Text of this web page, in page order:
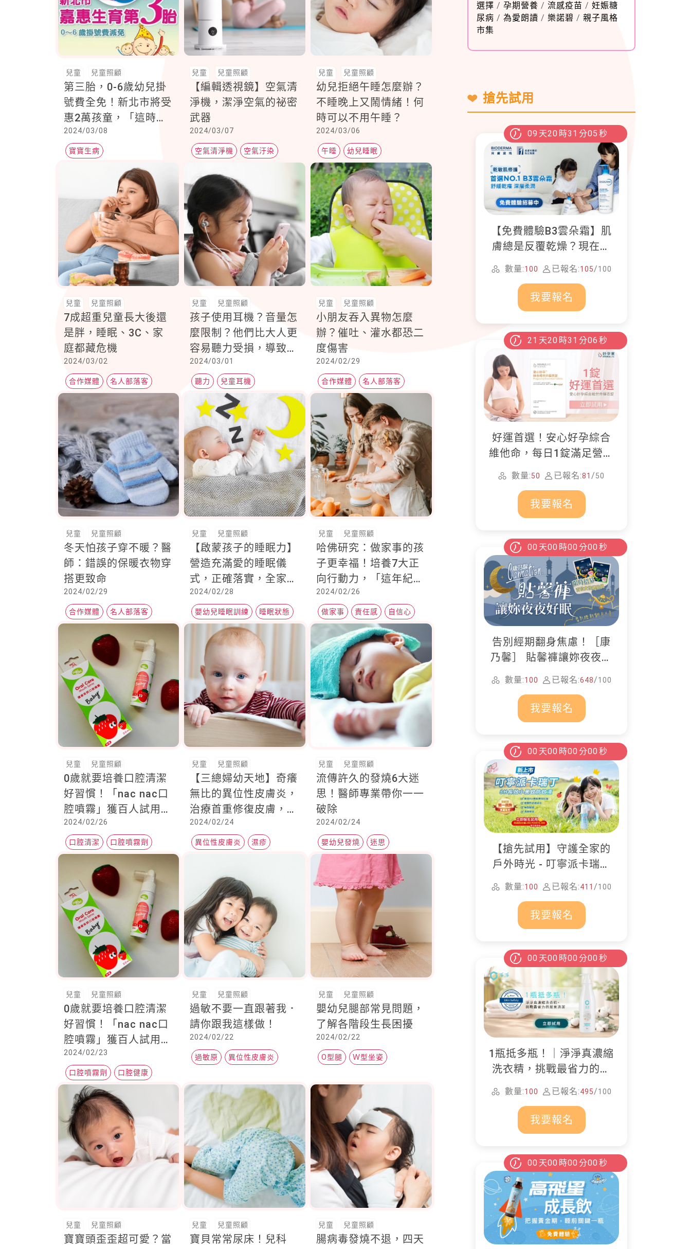
兒童 兒童照顧
第三胎，0-6歲幼兒掛
號費全免！新北市將受
惠2萬孩童，「這時
間」開始
2024/03/08
寶寶生病
兒童 兒童照顧
【編輯透視鏡】空氣清
淨機，潔淨空氣的祕密
武器
2024/03/07
空氣清淨機 空氣汙染
兒童 兒童照顧
幼兒拒絕午睡怎麼辦？
不睡晚上又鬧情緒！何
時可以不用午睡？
2024/03/06
午睡 幼兒睡眠
兒童 兒童照顧
7成超重兒童長大後還
是胖，睡眠、3C、家
庭都藏危機
2024/03/02
合作媒體 名人部落客
兒童 兒童照顧
孩子使用耳機？音量怎
麼限制？他們比大人更
容易聽力受損，導致不
可逆耳部問題
2024/03/01
聽力 兒童耳機
兒童 兒童照顧
小朋友吞入異物怎麼
辦？催吐、灌水都恐二
度傷害
2024/02/29
合作媒體 名人部落客
親子天下
兒童 兒童照顧
冬天怕孩子穿不暖？醫
師：錯誤的保暖衣物穿
搭更致命
2024/02/29
合作媒體 名人部落客
兒童 兒童照顧
【啟蒙孩子的睡眠力】
營造充滿愛的睡眠儀
式，正確落實，全家大
小都能一夜好眠
2024/02/28
嬰幼兒睡眠訓練 睡眠狀態
睡眠儀式
兒童 兒童照顧
哈佛研究：做家事的孩
子更幸福！培養7大正
向行動力，「這年紀」
就可以開始
2024/02/26
做家事 責任感 自信心
兒童 兒童照顧
0歲就要培養口腔清潔
好習慣！「nac nac口
腔噴霧」獲百人試用推
薦，隨時隨地為寶寶
「噴」出好口氣
2024/02/26
口腔清潔 口腔噴霧劑
兒童 兒童照顧
【三總婦幼天地】奇癢
無比的異位性皮膚炎，
治療首重修復皮膚，維
持皮膚保水力
2024/02/24
異位性皮膚炎 濕疹
兒童 兒童照顧
流傳許久的發燒6大迷
思！醫師專業帶你一一
破除
2024/02/24
嬰幼兒發燒 迷思
發燒照護
兒童 兒童照顧
0歲就要培養口腔清潔
好習慣！「nac nac口
腔噴霧」獲百人試用推
薦，隨時隨地為寶寶
「噴」出好口氣
2024/02/23
口腔噴霧劑 口腔健康
寶寶牙齒
兒童 兒童照顧
過敏不要一直跟著我．
請你跟我這樣做！
2024/02/22
過敏原 異位性皮膚炎
兒童 兒童照顧
嬰幼兒腿部常見問題，
了解各階段生長困擾
2024/02/22
O型腿 Ｗ型坐姿
兒童 兒童照顧
寶寶頭歪歪超可愛？當
兒童 兒童照顧
寶貝常常尿床！兒科
兒童 兒童照顧
腸病毒發燒不退，四天
選擇 / 孕期營養 / 流感疫苗 / 妊娠糖
尿病 / 為愛朗讀 / 樂諾碧 / 親子風格
市集
搶先試用
09 天20 時31 分03 秒
【免費體驗B3雲朵霜】肌
膚總是反覆乾燥？現在就
加入貝膚黛瑪修護體驗計
畫！
數量:100 已報名:105/100
我要報名
21 天20 時31 分04 秒
好運首選！安心好孕綜合
維他命，每日1錠滿足營養
所需
數量:50 已報名:81 /50
我要報名
00 天00 時00 分00 秒
告別經期翻身焦慮！［康
乃馨］ 貼馨褲讓妳夜夜好
數量:100 已報名:648/100
我要報名
00 天00 時00 分00 秒
【搶先試用】守護全家的
戶外時光 - 叮寧派卡瑞丁
防蚊液
數量:100 已報名:411 /100
我要報名
00 天00 時00 分00 秒
1瓶抵多瓶！｜淨淨真濃縮
洗衣精，挑戰最省力的居
家清潔
數量:100 已報名:495/100
我要報名
00 天00 時00 分00 秒